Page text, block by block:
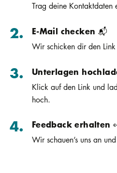
Trag deine Kontaktdaten
E-Mail checken 📬
Wir schicken dir den
Unterlagen
Klick auf den Link und
hoch.
Feedback erhalten
Wir schauen’s uns an